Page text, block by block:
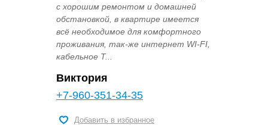
с хорошим ремонтом и домашней
обстановкой, в квартире имеется
всё необходимое для комфортного
проживания, так-же интернет WI-FI,
кабельное Т...
Виктория
+7-960-351-34-35
Добавить в избранное